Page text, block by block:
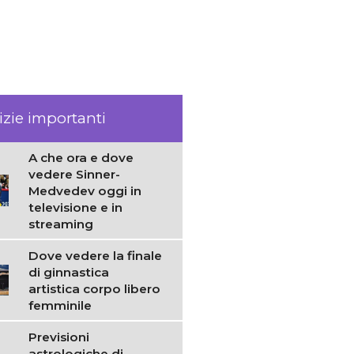
importanti
A che ora e dove
vedere Sinner-
Medvedev oggi in
televisione e in
streaming
Dove vedere la finale
di ginnastica
artistica corpo libero
femminile
Previsioni